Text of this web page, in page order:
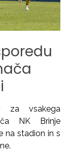
za vsakega
NK Brinje
na stadion in s